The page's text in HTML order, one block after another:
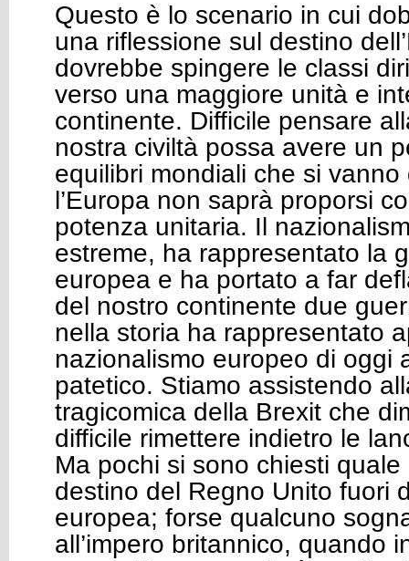
Questo è lo scenario in cui
una riflessione sul destino
dovrebbe spingere le classi
verso una maggiore unità e
continente. Difficile pensare
nostra civiltà possa avere un
equilibri mondiali che si
l’Europa non saprà proporsi
potenza unitaria. Il
estreme, ha rappresentato la
europea e ha portato a far
del nostro continente due
nella storia ha rappresentato
nazionalismo europeo di oggi
patetico. Stiamo assistendo
tragicomica della Brexit che
difficile rimettere indietro le
Ma pochi si sono chiesti
destino del Regno Unito fuori
europea; forse qualcuno
all’impero britannico, quando